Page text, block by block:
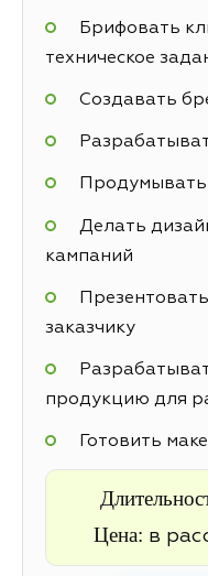
Брифовать
техническое
Создавать
Продумывать
Делать
кампаний
заказчику
продукцию для
Готовить
Цена: в